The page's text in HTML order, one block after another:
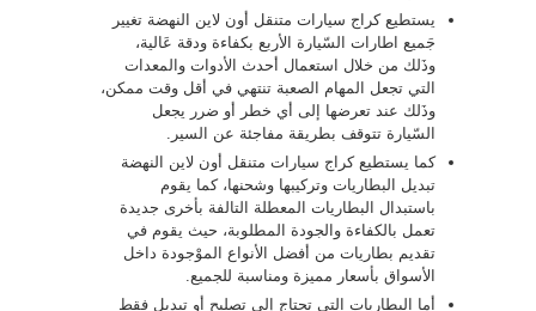
يستطيع كراج سيارات متنقل أون لاين النهضة تغيير
جَميع اطارات السّيارة الأربع بكفاءة ودقة عَالية،
وذَلك من خلال استعمال أحدث الأدوات والمعدات
التي تجعل المهام الصعبة تنتهي في أقل وقت ممكن،
وذَلك عند تعرضها إلى أي خطر أو ضرر يجعل
السّيارة تتوقف بطريقة مفاجئة عن السير.
كما يستطيع كراج سيارات متنقل أون لاين النهضة
تبديل البطاريات وتركيبها وشحنها، كما يقوم
باستبدال البطاريات المعطلة التالفة بأخرى جديدة
تعمل بالكفاءة والجودة المطلوبة، حيث يقوم في
تقديم بطاريات من أفضل الأنواع الموْجودة داخل
الأسواق بأسعار مميزة ومناسبة للجميع.
أما البطاريات التي تحتاج إلى تصليح أو تبديل فقط